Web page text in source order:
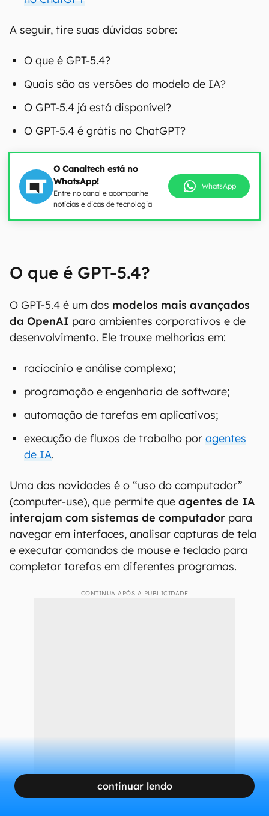
A seguir, tire suas dúvidas sobre:
O que é GPT-5.4?
Quais são as versões do modelo de IA?
O GPT-5.4 já está disponível?
O GPT-5.4 é grátis no ChatGPT?
O Canaltech está no
WhatsApp!
Entre no canal e acompanhe
notícias e dicas de tecnologia
WhatsApp
O que é GPT-5.4?
O GPT-5.4 é um dos modelos mais avançados
da OpenAI para ambientes corporativos e de
desenvolvimento. Ele trouxe melhorias em:
raciocínio e análise complexa;
programação e engenharia de software;
automação de tarefas em aplicativos;
execução de fluxos de trabalho por agentes
de IA.
Uma das novidades é o “uso do computador”
(computer-use), que permite que agentes de IA
interajam com sistemas de computador para
navegar em interfaces, analisar capturas de tela
e executar comandos de mouse e teclado para
completar tarefas em diferentes programas.
CONTINUA APÓS A PUBLICIDADE
continuar lendo